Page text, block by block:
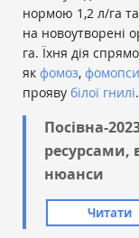
нормою 1,2 л/га
на новоутворені
га. Їхня дія
як фомоз,
прояву білої гнилі.
Посівна-
ресурсами,
нюанси
Читати